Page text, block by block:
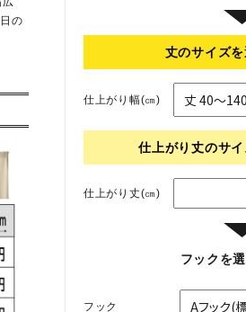
丈のサイズを
仕上がり幅(㎝)
仕上がり丈のサイ
仕上がり丈(㎝)
フックを
フック
の